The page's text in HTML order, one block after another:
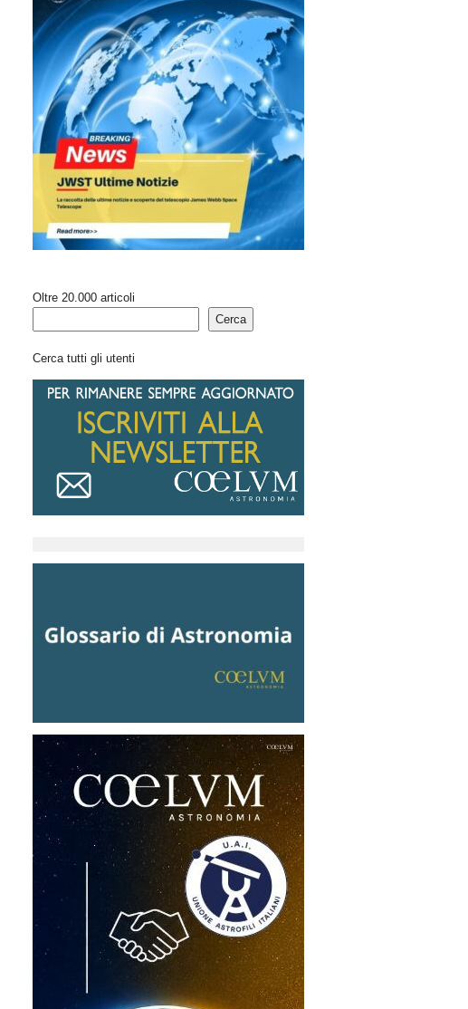
Oltre 20.000 articoli
Cerca
Cerca tutti gli utenti